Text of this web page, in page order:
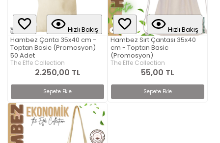
Hızlı Bakış
Hambez Çanta 35x40 cm -
Toptan Basic (Promosyon)
50 Adet
The Effe Collection
2.250,00 TL
Sepete Ekle
Hızlı Bakış
Hambez Sırt Çantası 35x40
cm - Toptan Basic
(Promosyon)
The Effe Collection
55,00 TL
Sepete Ekle